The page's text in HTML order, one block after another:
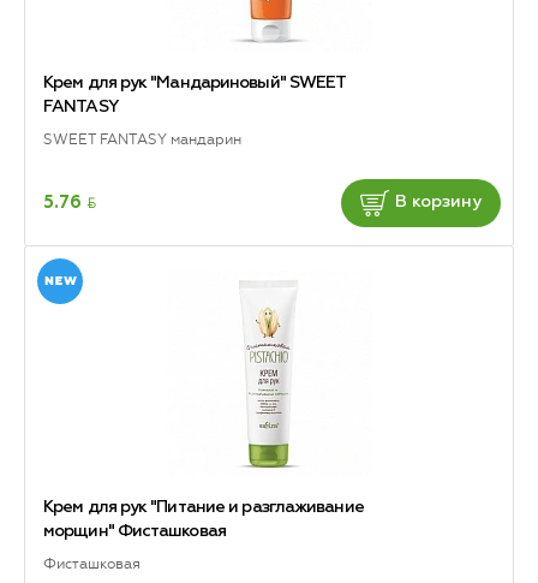
Крем для рук "Мандариновый" SWEET
FANTASY
SWEET FANTASY мандарин
5.76 BYN В корзину
Крем для рук "Питание и разглаживание
морщин" Фисташковая
Фисташковая